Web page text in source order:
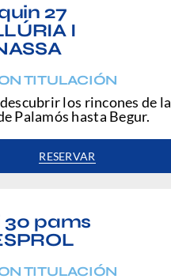
27
I
TITULACIÓN
los rincones de la
Palamós hasta Begur.
RESERVAR
30 pams
TITULACIÓN